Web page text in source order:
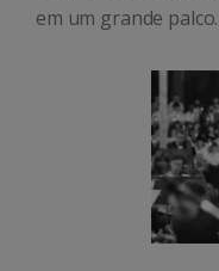
em um grande palco.